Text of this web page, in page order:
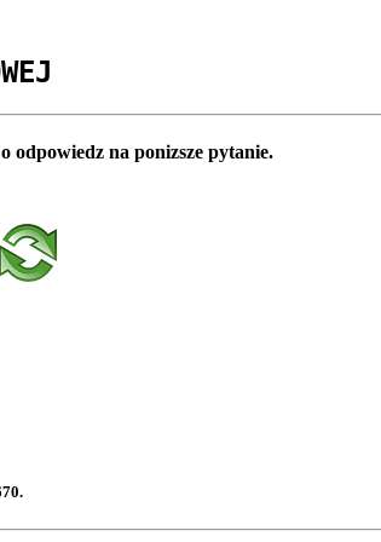
odpowiedz na ponizsze pytanie.
.